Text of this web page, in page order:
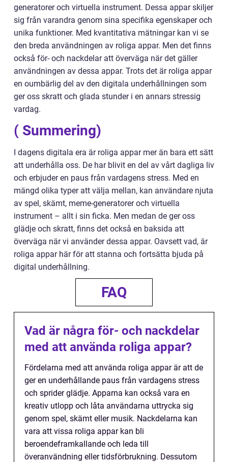
generatorer och virtuella instrument. Dessa appar skiljer
sig från varandra genom sina specifika egenskaper och
unika funktioner. Med kvantitativa mätningar kan vi se
den breda användningen av roliga appar. Men det finns
också för- och nackdelar att överväga när det gäller
användningen av dessa appar. Trots det är roliga appar
en oumbärlig del av den digitala underhållningen som
ger oss skratt och glada stunder i en annars stressig
vardag.
( Summering)
I dagens digitala era är roliga appar mer än bara ett sätt
att underhålla oss. De har blivit en del av vårt dagliga liv
och erbjuder en paus från vardagens stress. Med en
mängd olika typer att välja mellan, kan användare njuta
av spel, skämt, meme-generatorer och virtuella
instrument – allt i sin ficka. Men medan de ger oss
glädje och skratt, finns det också en baksida att
överväga när vi använder dessa appar. Oavsett vad, är
roliga appar här för att stanna och fortsätta bjuda på
digital underhållning.
FAQ
Vad är några för- och nackdelar
med att använda roliga appar?
Fördelarna med att använda roliga appar är att de
ger en underhållande paus från vardagens stress
och sprider glädje. Apparna kan också vara en
kreativ utlopp och låta användarna uttrycka sig
genom spel, skämt eller musik. Nackdelarna kan
vara att vissa roliga appar kan bli
beroendeframkallande och leda till
överanvändning eller tidsförbrukning. Dessutom